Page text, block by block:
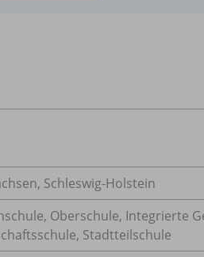
Schleswig-Holstein
Oberschule, Integrierte
Stadtteilschule